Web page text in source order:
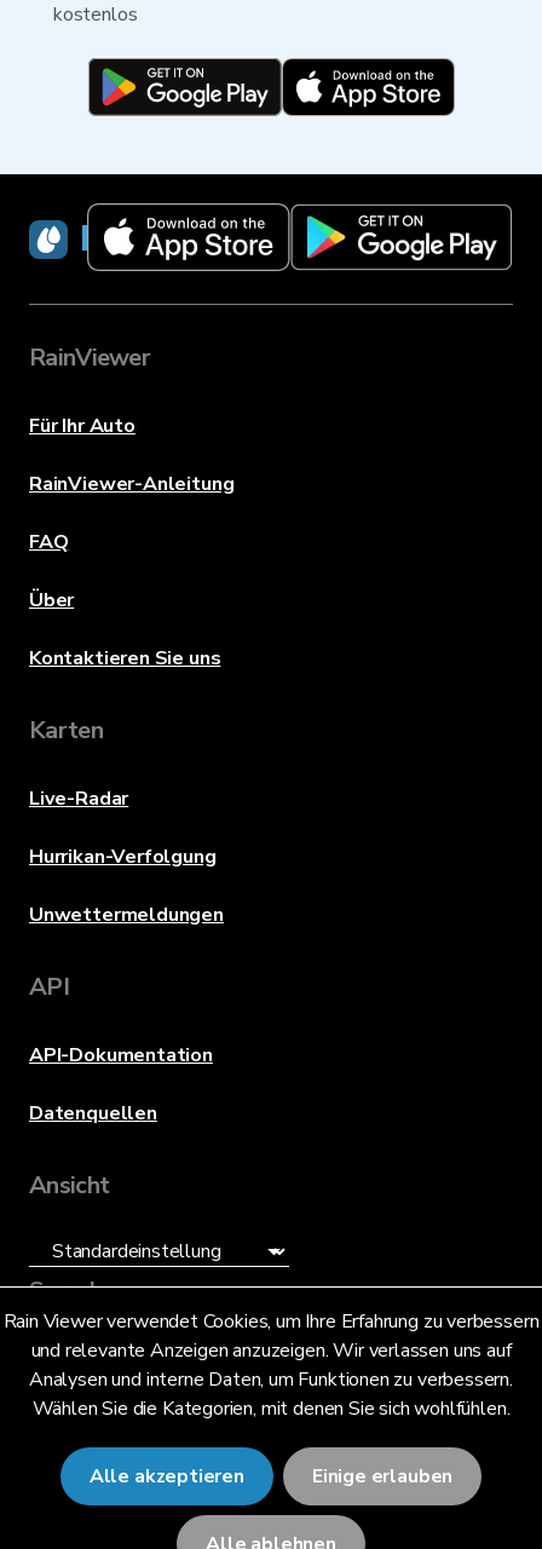
kostenlos
Rain Viewer verwendet Cookies, um Ihre Erfahrung zu verbessern
und relevante Anzeigen anzuzeigen. Wir verlassen uns auf
Analysen und interne Daten, um Funktionen zu verbessern.
Wählen Sie die Kategorien, mit denen Sie sich wohlfühlen.
Alle akzeptieren Einige erlauben
RainViewer
RainViewer
Für Ihr Auto
RainViewer-Anleitung
FAQ
Über
Kontaktieren Sie uns
Karten
Live-Radar
Hurrikan-Verfolgung
Unwettermeldungen
API
API-Dokumentation
Datenquellen
Ansicht
Sprache
Deutsch (DE)
© 2026 RainViewer,MeteoLab Inc.